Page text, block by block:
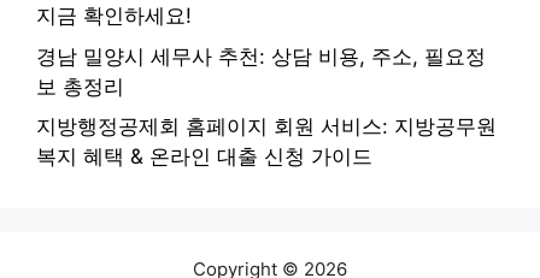
지금 확인하세요!
경남 밀양시 세무사 추천: 상담 비용, 주소, 필요정
보 총정리
지방행정공제회 홈페이지 회원 서비스: 지방공무원
복지 혜택 & 온라인 대출 신청 가이드
Copyright © 2026